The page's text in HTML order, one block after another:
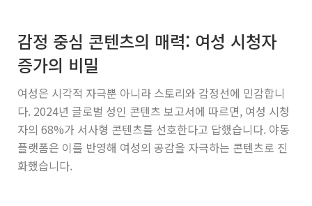
감정 중심 콘텐츠의 매력: 여성 시청자
증가의 비밀
여성은 시각적 자극뿐 아니라 스토리와 감정선에 민감합니
다. 2024년 글로벌 성인 콘텐츠 보고서에 따르면, 여성 시청
자의 68%가 서사형 콘텐츠를 선호한다고 답했습니다. 야동
플랫폼은 이를 반영해 여성의 공감을 자극하는 콘텐츠로 진
화했습니다.